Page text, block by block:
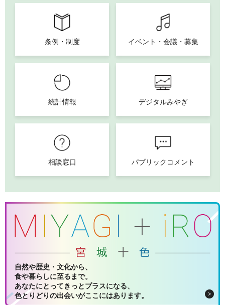
条例・制度 イベント・会議・募集
統計情報 デジタルみやぎ
相談窓口 パブリックコメント
自然や歴史・文化から、
食や暮らしに至るまで。
あなたにとってきっとプラスになる、
色とりどりの出会いがここにはあります。